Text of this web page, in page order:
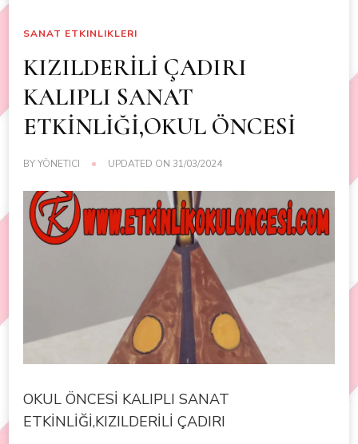
SANAT ETKINLIKLERI
KIZILDERİLİ ÇADIRI
KALIPLI SANAT
ETKİNLİĞİ,OKUL ÖNCESİ
BYYÖNETICI UPDATED ON 31/03/2024
OKUL ÖNCESİ KALIPLI SANAT
ETKİNLİĞİ,KIZILDERİLİ ÇADIRI